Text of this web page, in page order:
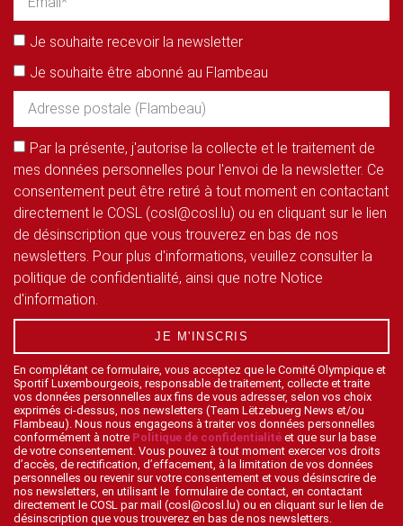
Je souhaite recevoir la newsletter
Je souhaite être abonné au Flambeau
Par la présente, j'autorise la collecte et le traitement de
mes données personnelles pour l'envoi de la newsletter. Ce
consentement peut être retiré à tout moment en contactant
directement le COSL (cosl@cosl.lu) ou en cliquant sur le lien
de désinscription que vous trouverez en bas de nos
newsletters. Pour plus d'informations, veuillez consulter la
politique de confidentialité, ainsi que notre Notice
d'information.
JE M'INSCRIS
En complétant ce formulaire, vous acceptez que le Comité Olympique et
Sportif Luxembourgeois, responsable de traitement, collecte et traite
vos données personnelles aux fins de vous adresser, selon vos choix
exprimés ci-dessus, nos newsletters (Team Lëtzebuerg News et/ou
Flambeau). Nous nous engageons à traiter vos données personnelles
conformément à notre Politique de confidentialité et que sur la base
de votre consentement. Vous pouvez à tout moment exercer vos droits
d’accès, de rectification, d’effacement, à la limitation de vos données
personnelles ou revenir sur votre consentement et vous désinscrire de
nos newsletters, en utilisant le formulaire de contact, en contactant
directement le COSL par mail (cosl@cosl.lu) ou en cliquant sur le lien de
désinscription que vous trouverez en bas de nos newsletters.